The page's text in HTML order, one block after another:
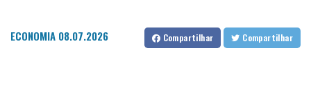
ECONOMIA 08.07.2026 Compartilhar Compartilhar